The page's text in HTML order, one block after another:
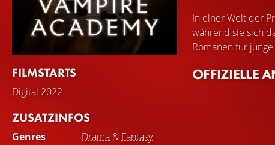
FILMSTARTS
Digital 2022
ZUSATZINFOS
Genres Drama & Fantasy
In einer Welt der
während sie sich
Romanen für
OFFIZIELLE